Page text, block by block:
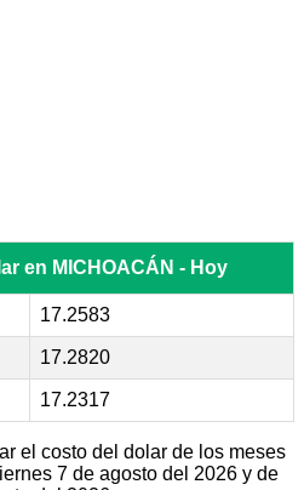
en MICHOACÁN - Hoy
17.2583
17.2820
17.2317
el costo del dolar de los meses
7 de agosto del 2026 y de